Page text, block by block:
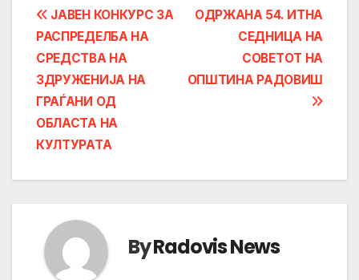
Post
navigation
ОДРЖАНА 54. ИТНА
СЕДНИЦА НА
СОВЕТОТ НА
ОПШТИНА РАДОВИШ
ЈАВЕН КОНКУРС ЗА
РАСПРЕДЕЛБА НА
СРЕДСТВА НА
ЗДРУЖЕНИЈА НА
ГРАЃАНИ ОД
ОБЛАСТА НА
КУЛТУРАТА
ByRadovis News